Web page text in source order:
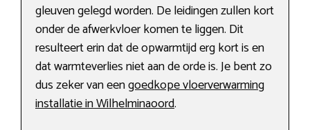
gleuven gelegd worden. De leidingen zullen kort
onder de afwerkvloer komen te liggen. Dit
resulteert erin dat de opwarmtijd erg kort is en
dat warmteverlies niet aan de orde is. Je bent zo
dus zeker van eengoedkope vloerverwarming
installatie in Wilhelminaoord.